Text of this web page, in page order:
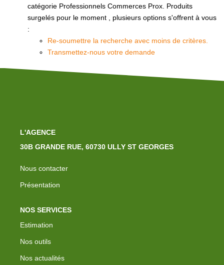
Créer une alerte
catégorie Professionnels Commerces Prox. Produits
surgelés pour le moment , plusieurs options s'offrent à vous
:
Re-soumettre la recherche avec moins de critères.
Transmettez-nous votre demande
L'AGENCE
30B GRANDE RUE, 60730 ULLY ST GEORGES
Nous contacter
Présentation
NOS SERVICES
Estimation
Nos outils
Nos actualités